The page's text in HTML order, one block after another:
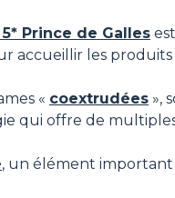
Prince de Galles
accueillir les
« coextrudées »,
qui offre de
, un élément